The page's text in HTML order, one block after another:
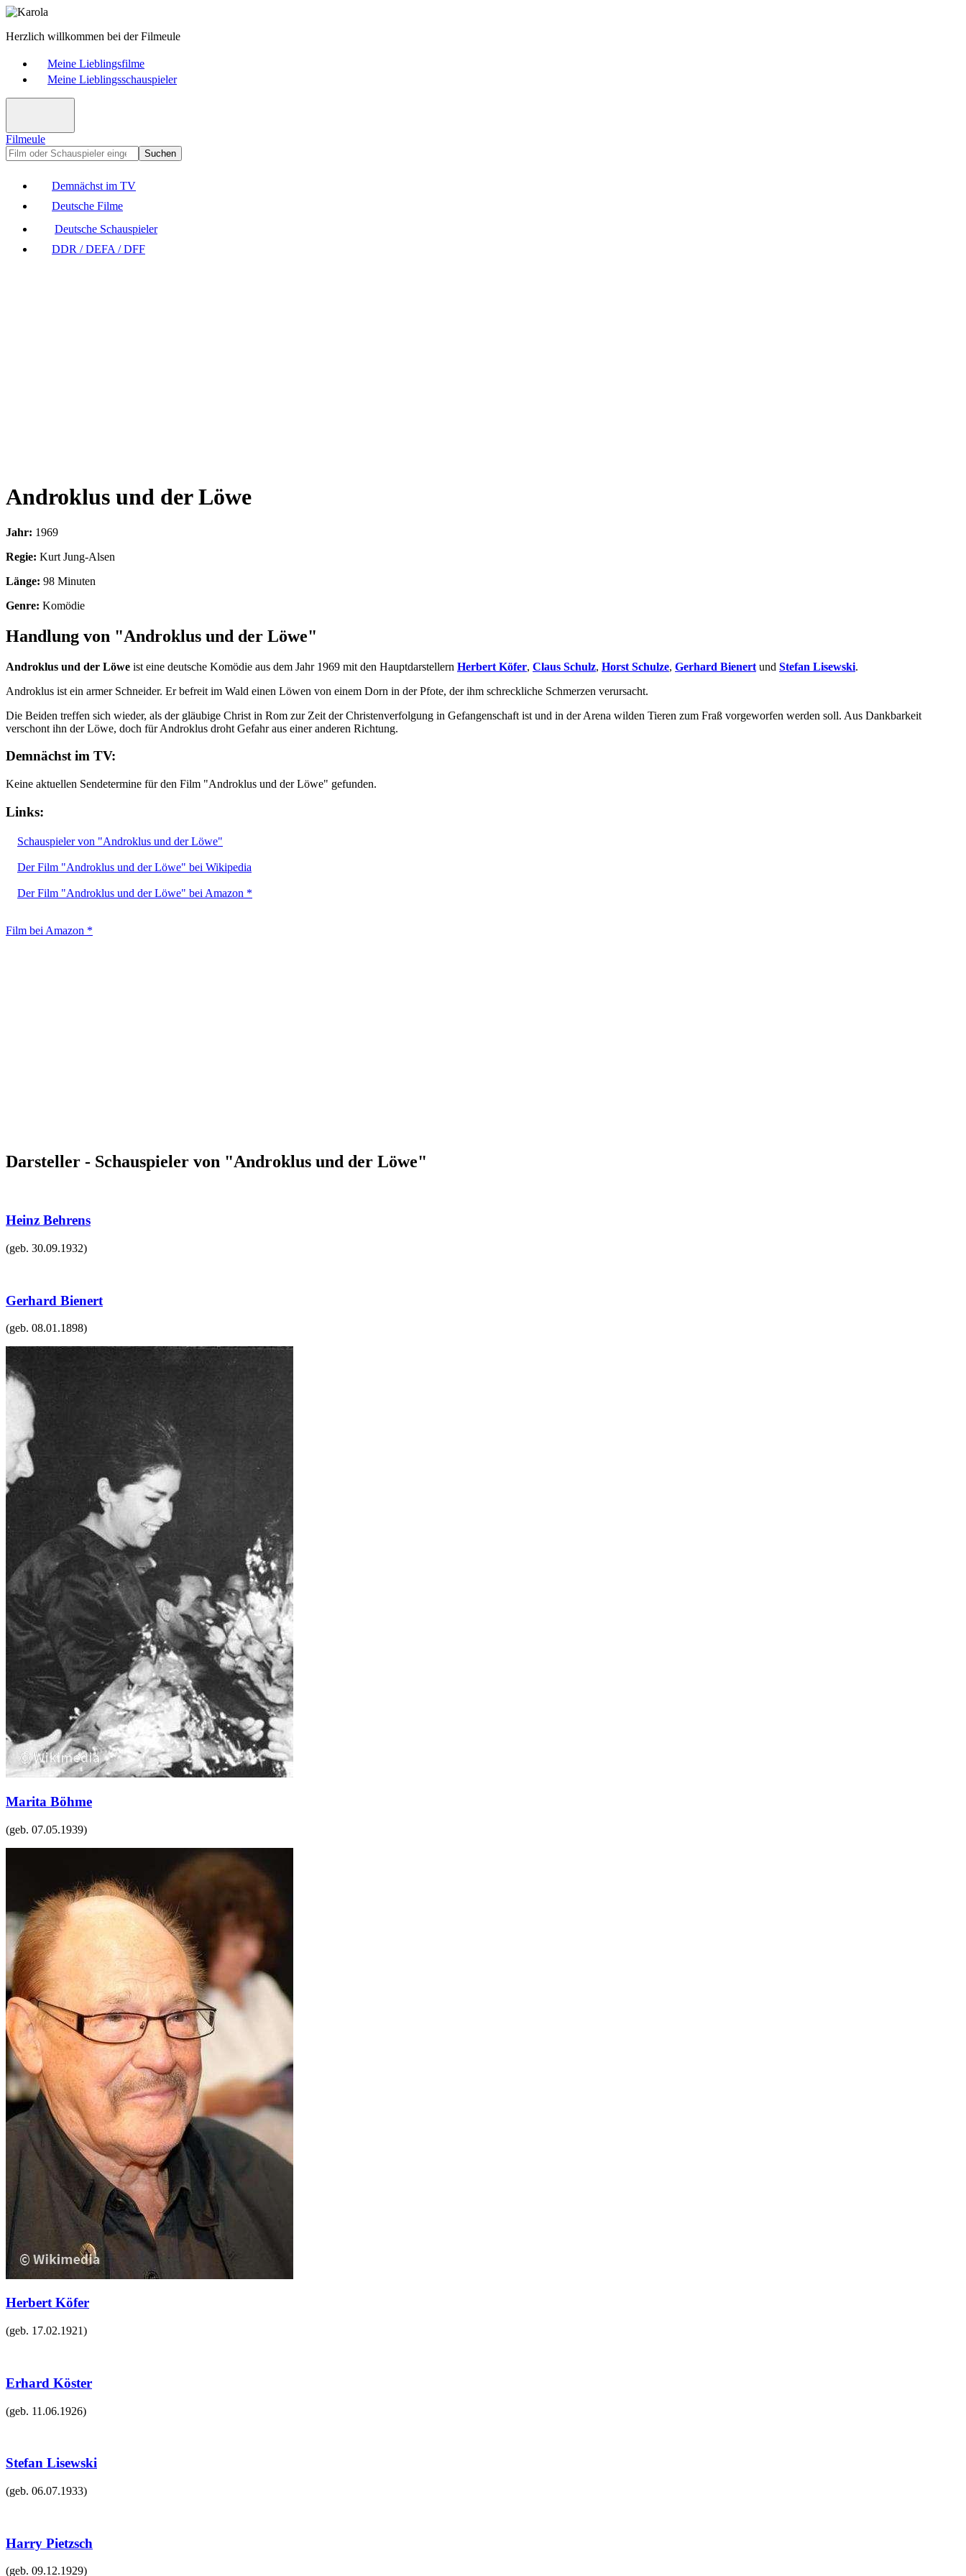
Herzlich willkommen bei der Filmeule
Meine Lieblingsfilme
Meine Lieblingsschauspieler
Filmeule
Suchen
Demnächst im TV
Deutsche Filme
Deutsche Schauspieler
DDR / DEFA / DFF
Androklus und der Löwe
Jahr: 1969
Regie: Kurt Jung-Alsen
Länge: 98 Minuten
Genre: Komödie
Handlung von "Androklus und der Löwe"
Androklus und der Löwe ist eine deutsche Komödie aus dem Jahr 1969 mit den Hauptdarstellern Herbert Köfer, Claus Schulz, Horst Schulze, Gerhard Bienert und Stefan Lisewski.
Androklus ist ein armer Schneider. Er befreit im Wald einen Löwen von einem Dorn in der Pfote, der ihm schreckliche Schmerzen verursacht.
Die Beiden treffen sich wieder, als der gläubige Christ in Rom zur Zeit der Christenverfolgung in Gefangenschaft ist und in der Arena wilden Tieren zum Fraß vorgeworfen werden soll. Aus Dankbarkeit
verschont ihn der Löwe, doch für Androklus droht Gefahr aus einer anderen Richtung.
Demnächst im TV:
Keine aktuellen Sendetermine für den Film "Androklus und der Löwe" gefunden.
Links:
Schauspieler von "Androklus und der Löwe"
Der Film "Androklus und der Löwe" bei Wikipedia
Der Film "Androklus und der Löwe" bei Amazon *
Film bei Amazon *
Darsteller - Schauspieler von "Androklus und der Löwe"
Heinz Behrens
(geb. 30.09.1932)
Gerhard Bienert
(geb. 08.01.1898)
Marita Böhme
(geb. 07.05.1939)
Herbert Köfer
(geb. 17.02.1921)
Erhard Köster
(geb. 11.06.1926)
Stefan Lisewski
(geb. 06.07.1933)
Harry Pietzsch
(geb. 09.12.1929)